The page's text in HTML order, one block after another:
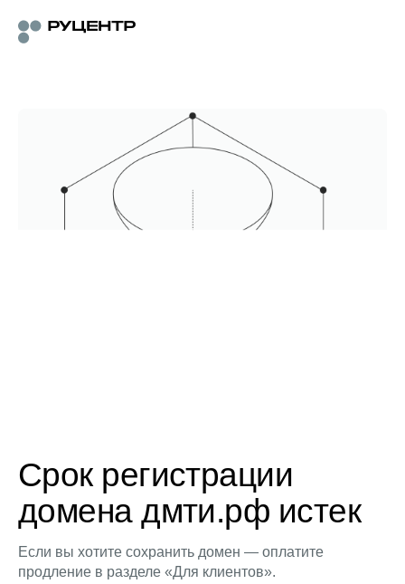
Срок регистрации
домена дмти.рф истек
Если вы хотите сохранить домен — оплатите
продление в разделе «Для клиентов».